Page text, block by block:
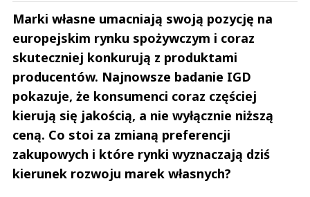
Marki własne umacniają swoją pozycję na
europejskim rynku spożywczym i coraz
skuteczniej konkurują z produktami
producentów. Najnowsze badanie IGD
pokazuje, że konsumenci coraz częściej
kierują się jakością, a nie wyłącznie niższą
ceną. Co stoi za zmianą preferencji
zakupowych i które rynki wyznaczają dziś
kierunek rozwoju marek własnych?